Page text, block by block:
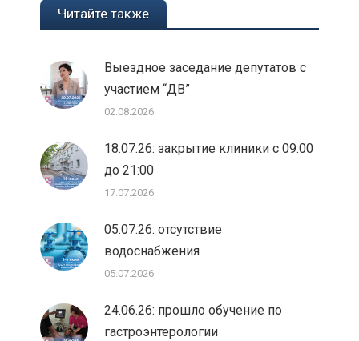
Читайте также
Выездное заседание депутатов с
участием “ДВ”
02.08.2026
18.07.26: закрытие клиники с 09:00
до 21:00
17.07.2026
05.07.26: отсутствие
водоснабжения
05.07.2026
24.06.26: прошло обучение по
гастроэнтерологии